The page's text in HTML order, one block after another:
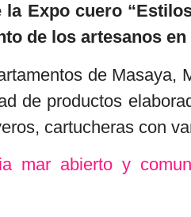
Expo cuero
de los artesanos en
de Masaya,
de productos
cartucheras con
mar abierto y